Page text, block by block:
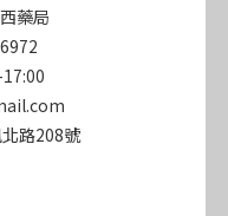
藥局
路208號